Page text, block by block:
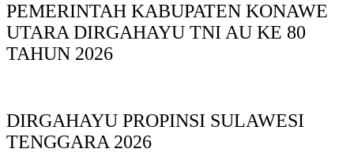
PEMERINTAH KABUPATEN KONAWE
UTARA DIRGAHAYU TNI AU KE 80
TAHUN 2026
DIRGAHAYU PROPINSI SULAWESI
TENGGARA 2026